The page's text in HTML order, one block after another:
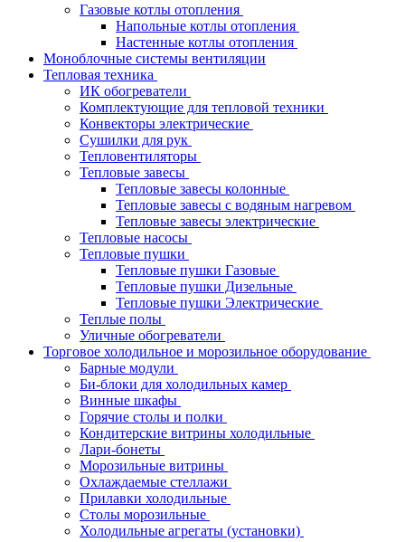
Газовые котлы отопления
Напольные котлы отопления
Настенные котлы отопления
Моноблочные системы вентиляции
Тепловая техника
ИК обогреватели
Комплектующие для тепловой техники
Конвекторы электрические
Сушилки для рук
Тепловентиляторы
Тепловые завесы
Тепловые завесы колонные
Тепловые завесы с водяным нагревом
Тепловые завесы электрические
Тепловые насосы
Тепловые пушки
Тепловые пушки Газовые
Тепловые пушки Дизельные
Тепловые пушки Электрические
Теплые полы
Уличные обогреватели
Торговое холодильное и морозильное оборудование
Барные модули
Би-блоки для холодильных камер
Винные шкафы
Горячие столы и полки
Кондитерские витрины холодильные
Лари-бонеты
Морозильные витрины
Охлаждаемые стеллажи
Прилавки холодильные
Столы морозильные
Холодильные агрегаты (установки)